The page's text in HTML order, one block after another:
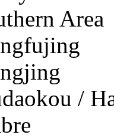
Area
/